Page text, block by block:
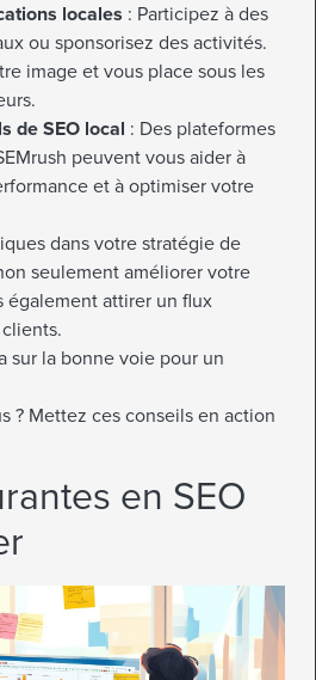
locales : Participez à des
ou sponsorisez des activités.
image et vous place sous les
de SEO local : Des plateformes
peuvent vous aider à
et à optimiser votre
dans votre stratégie de
seulement améliorer votre
également attirer un flux
sur la bonne voie pour un
? Mettez ces conseils en action
en SEO